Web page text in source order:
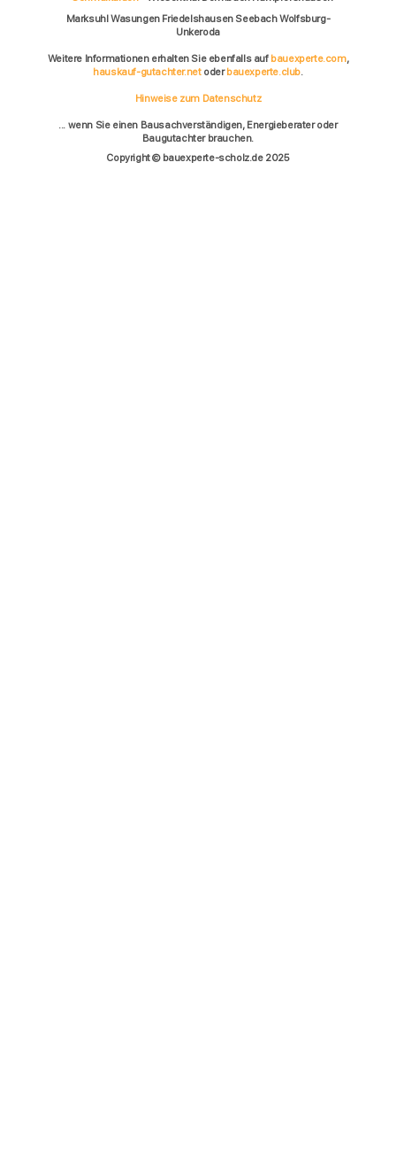
Marksuhl Wasungen Friedelshausen Seebach Wolfsburg-
Unkeroda
Weitere Informationen erhalten Sie ebenfalls auf bauexperte.com,
hauskauf-gutachter.netoderbauexperte.club.
Hinweise zum Datenschutz
... wenn Sie einen Bausachverständigen, Energieberater oder
Baugutachter brauchen.
Copyright © bauexperte-scholz.de 2025